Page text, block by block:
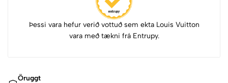
Þessi vara hefur verið vottuð sem ekta Louis Vuitton
vara með tækni frá Entrupy.
Öruggt